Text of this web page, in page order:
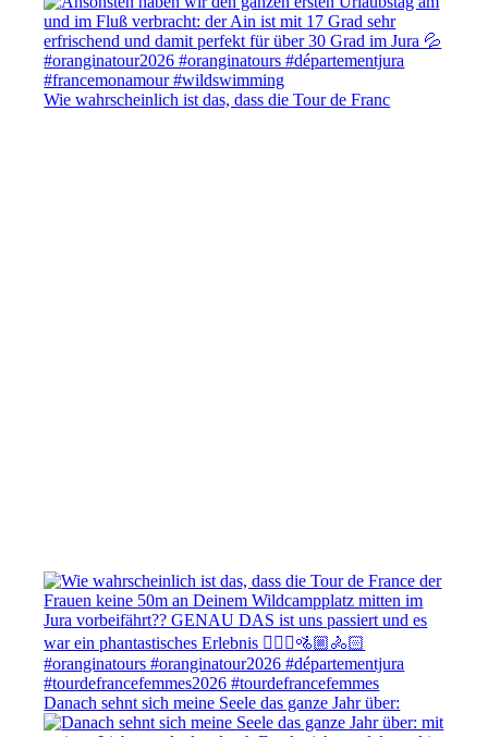
Wie wahrscheinlich ist das, dass die Tour de Franc
Danach sehnt sich meine Seele das ganze Jahr über: